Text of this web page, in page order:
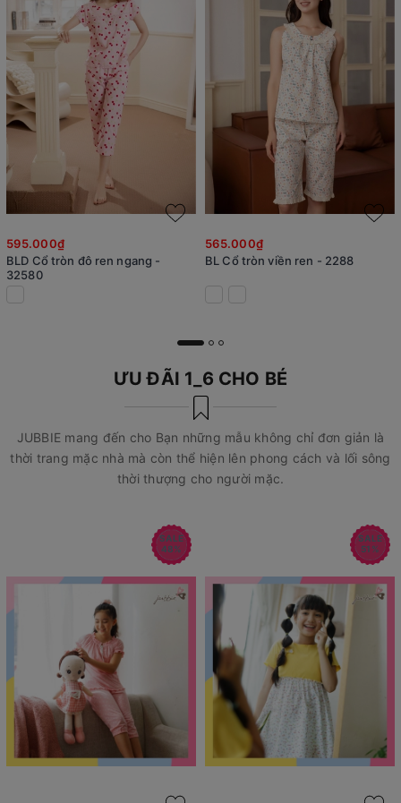
595.000₫
BLD Cổ tròn đô ren ngang -
32580
565.000₫
BL Cổ tròn viền ren - 2288
ƯU ĐÃI 1_6 CHO BÉ
JUBBIE mang đến cho Bạn những mẫu không chỉ đơn giản là
thời trang mặc nhà mà còn thể hiện lên phong cách và lối sông
thời thượng cho người mặc.
SALE
48%
SALE
51%